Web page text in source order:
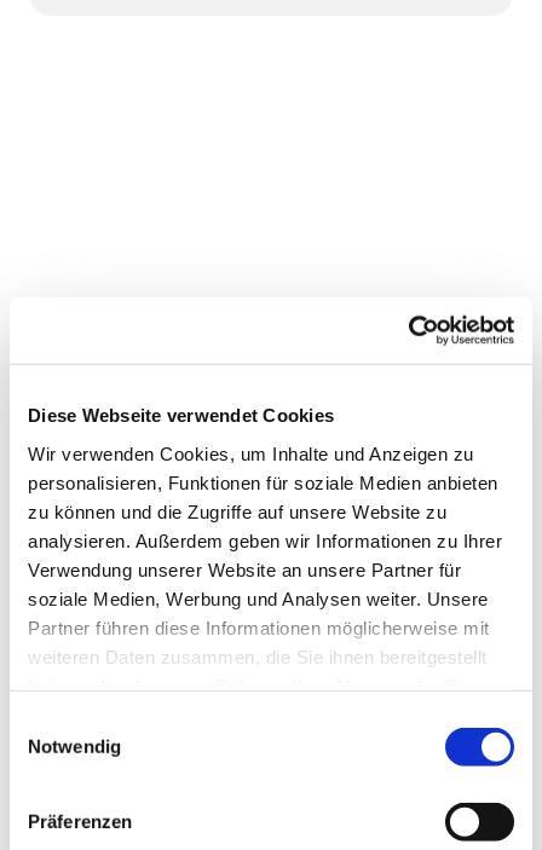
Diese Webseite verwendet Cookies
Wir verwenden Cookies, um Inhalte und Anzeigen zu
personalisieren, Funktionen für soziale Medien anbieten
zu können und die Zugriffe auf unsere Website zu
analysieren. Außerdem geben wir Informationen zu Ihrer
Verwendung unserer Website an unsere Partner für
soziale Medien, Werbung und Analysen weiter. Unsere
Partner führen diese Informationen möglicherweise mit
weiteren Daten zusammen, die Sie ihnen bereitgestellt
Notwendig
Präferenzen
Dies könnte Sie auch
interessieren